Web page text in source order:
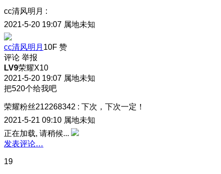
cc清风明月 :
2021-5-20 19:07 属地未知
cc清风明月 10F 赞
评论 举报
LV9荣耀X10
2021-5-20 19:07 属地未知
把520个给我吧
荣耀粉丝212268342 : 下次，下次一定！
2021-5-21 09:10 属地未知
正在加载, 请稍候...
发表评论…
19